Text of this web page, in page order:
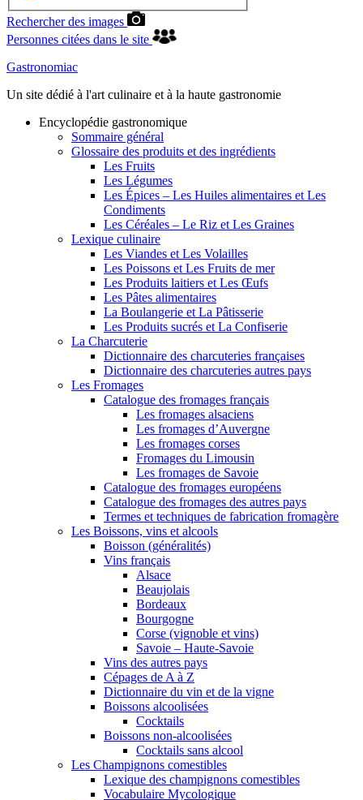
Rechercher des images
Personnes citées dans le site
Gastronomiac
Un site dédié à l'art culinaire et à la haute gastronomie
Encyclopédie gastronomique
Sommaire général
Glossaire des produits et des ingrédients
Les Fruits
Les Légumes
Les Épices – Les Huiles alimentaires et Les
Condiments
Les Céréales – Le Riz et Les Graines
Lexique culinaire
Les Viandes et Les Volailles
Les Poissons et Les Fruits de mer
Les Produits laitiers et Les Œufs
Les Pâtes alimentaires
La Boulangerie et La Pâtisserie
Les Produits sucrés et La Confiserie
La Charcuterie
Dictionnaire des charcuteries françaises
Dictionnaire des charcuteries autres pays
Les Fromages
Catalogue des fromages français
Les fromages alsaciens
Les fromages d’Auvergne
Les fromages corses
Fromages du Limousin
Les fromages de Savoie
Catalogue des fromages européens
Catalogue des fromages des autres pays
Termes et techniques de fabrication fromagère
Les Boissons, vins et alcools
Boisson (généralités)
Vins français
Alsace
Beaujolais
Bordeaux
Bourgogne
Corse (vignoble et vins)
Savoie – Haute-Savoie
Vins des autres pays
Cépages de A à Z
Dictionnaire du vin et de la vigne
Boissons alcoolisées
Cocktails
Boissons non-alcoolisées
Cocktails sans alcool
Les Champignons comestibles
Lexique des champignons comestibles
Vocabulaire Mycologique